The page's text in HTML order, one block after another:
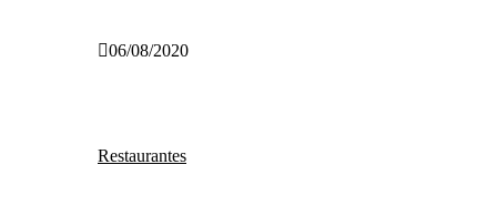
06/08/2020
Restaurantes